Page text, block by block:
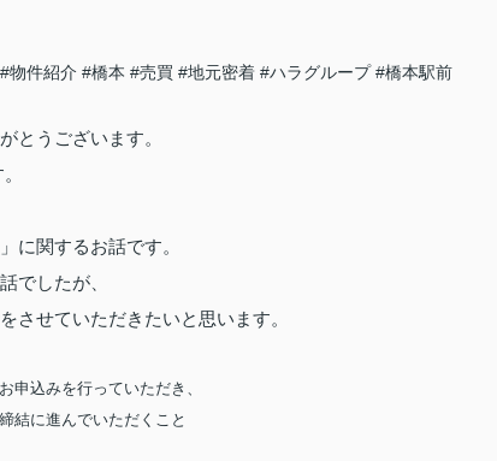
#物件紹介 #橋本 #売買 #地元密着 #ハラグループ #橋本駅前
とうございます。
に関するお話です。
でしたが、
させていただきたいと思います。
申込みを行っていただき、
結に進んでいただくこと